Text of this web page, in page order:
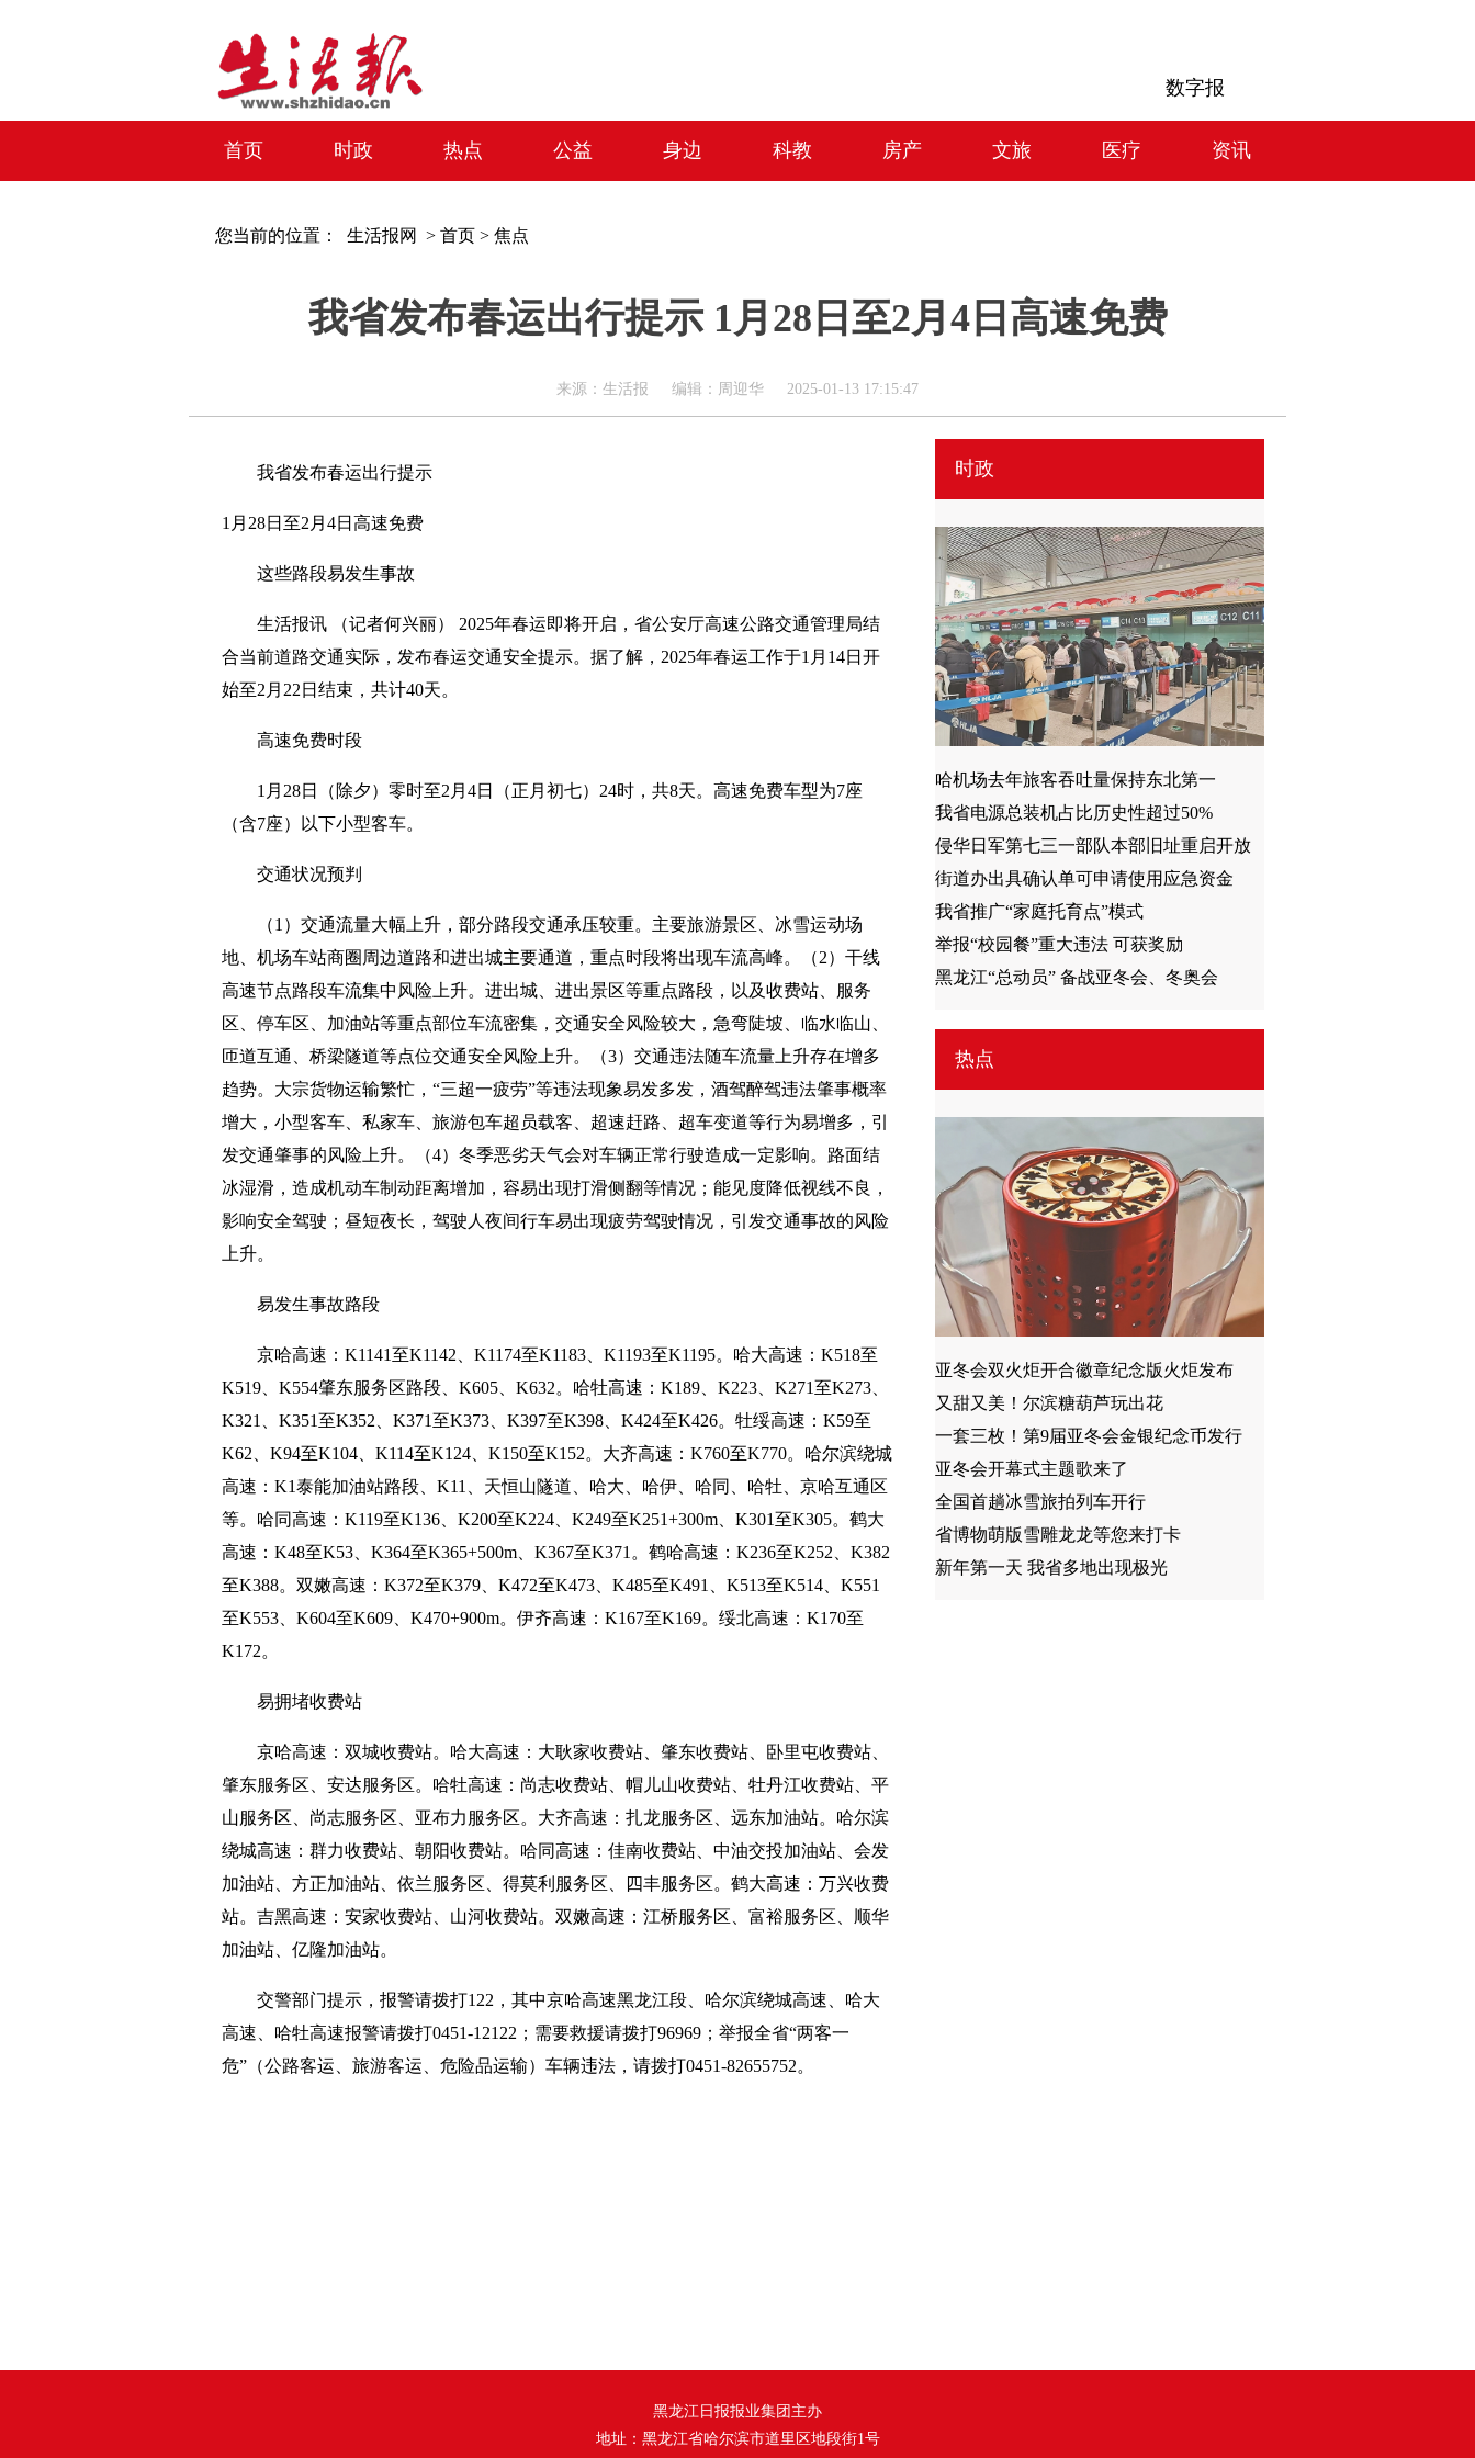
数字报
首页 时政 热点 公益 身边 科教 房产 文旅 医疗 资讯
您当前的位置： 生活报网 > 首页 > 焦点
我省发布春运出行提示 1月28日至2月4日高速免费
来源：生活报 编辑：周迎华 2025-01-13 17:15:47
我省发布春运出行提示
1月28日至2月4日高速免费
这些路段易发生事故
生活报讯 （记者何兴丽） 2025年春运即将开启，省公安厅高速公路交通管理局结
合当前道路交通实际，发布春运交通安全提示。据了解，2025年春运工作于1月14日开
始至2月22日结束，共计40天。
高速免费时段
1月28日（除夕）零时至2月4日（正月初七）24时，共8天。高速免费车型为7座
（含7座）以下小型客车。
交通状况预判
（1）交通流量大幅上升，部分路段交通承压较重。主要旅游景区、冰雪运动场
地、机场车站商圈周边道路和进出城主要通道，重点时段将出现车流高峰。（2）干线
高速节点路段车流集中风险上升。进出城、进出景区等重点路段，以及收费站、服务
区、停车区、加油站等重点部位车流密集，交通安全风险较大，急弯陡坡、临水临山、
匝道互通、桥梁隧道等点位交通安全风险上升。（3）交通违法随车流量上升存在增多
趋势。大宗货物运输繁忙，“三超一疲劳”等违法现象易发多发，酒驾醉驾违法肇事概率
增大，小型客车、私家车、旅游包车超员载客、超速赶路、超车变道等行为易增多，引
发交通肇事的风险上升。（4）冬季恶劣天气会对车辆正常行驶造成一定影响。路面结
冰湿滑，造成机动车制动距离增加，容易出现打滑侧翻等情况；能见度降低视线不良，
影响安全驾驶；昼短夜长，驾驶人夜间行车易出现疲劳驾驶情况，引发交通事故的风险
上升。
易发生事故路段
京哈高速：K1141至K1142、K1174至K1183、K1193至K1195。哈大高速：K518至
K519、K554肇东服务区路段、K605、K632。哈牡高速：K189、K223、K271至K273、
K321、K351至K352、K371至K373、K397至K398、K424至K426。牡绥高速：K59至
K62、K94至K104、K114至K124、K150至K152。大齐高速：K760至K770。哈尔滨绕城
高速：K1泰能加油站路段、K11、天恒山隧道、哈大、哈伊、哈同、哈牡、京哈互通区
等。哈同高速：K119至K136、K200至K224、K249至K251+300m、K301至K305。鹤大
高速：K48至K53、K364至K365+500m、K367至K371。鹤哈高速：K236至K252、K382
至K388。双嫩高速：K372至K379、K472至K473、K485至K491、K513至K514、K551
至K553、K604至K609、K470+900m。伊齐高速：K167至K169。绥北高速：K170至
K172。
易拥堵收费站
京哈高速：双城收费站。哈大高速：大耿家收费站、肇东收费站、卧里屯收费站、
肇东服务区、安达服务区。哈牡高速：尚志收费站、帽儿山收费站、牡丹江收费站、平
山服务区、尚志服务区、亚布力服务区。大齐高速：扎龙服务区、远东加油站。哈尔滨
绕城高速：群力收费站、朝阳收费站。哈同高速：佳南收费站、中油交投加油站、会发
加油站、方正加油站、依兰服务区、得莫利服务区、四丰服务区。鹤大高速：万兴收费
站。吉黑高速：安家收费站、山河收费站。双嫩高速：江桥服务区、富裕服务区、顺华
加油站、亿隆加油站。
交警部门提示，报警请拨打122，其中京哈高速黑龙江段、哈尔滨绕城高速、哈大
高速、哈牡高速报警请拨打0451-12122；需要救援请拨打96969；举报全省“两客一
危”（公路客运、旅游客运、危险品运输）车辆违法，请拨打0451-82655752。
时政
哈机场去年旅客吞吐量保持东北第一
我省电源总装机占比历史性超过50%
侵华日军第七三一部队本部旧址重启开放
街道办出具确认单可申请使用应急资金
我省推广“家庭托育点”模式
举报“校园餐”重大违法 可获奖励
黑龙江“总动员” 备战亚冬会、冬奥会
热点
亚冬会双火炬开合徽章纪念版火炬发布
又甜又美！尔滨糖葫芦玩出花
一套三枚！第9届亚冬会金银纪念币发行
亚冬会开幕式主题歌来了
全国首趟冰雪旅拍列车开行
省博物萌版雪雕龙龙等您来打卡
新年第一天 我省多地出现极光
黑龙江日报报业集团主办
地址：黑龙江省哈尔滨市道里区地段街1号